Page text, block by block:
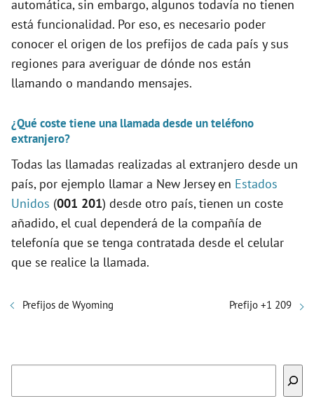
automática, sin embargo, algunos todavía no tienen
está funcionalidad. Por eso, es necesario poder
conocer el origen de los prefijos de cada país y sus
regiones para averiguar de dónde nos están
llamando o mandando mensajes.
¿Qué coste tiene una llamada desde un teléfono
extranjero?
Todas las llamadas realizadas al extranjero desde un
país, por ejemplo llamar a New Jersey en Estados
Unidos (001 201) desde otro país, tienen un coste
añadido, el cual dependerá de la compañía de
telefonía que se tenga contratada desde el celular
que se realice la llamada.
Prefijos de Wyoming Prefijo +1 209